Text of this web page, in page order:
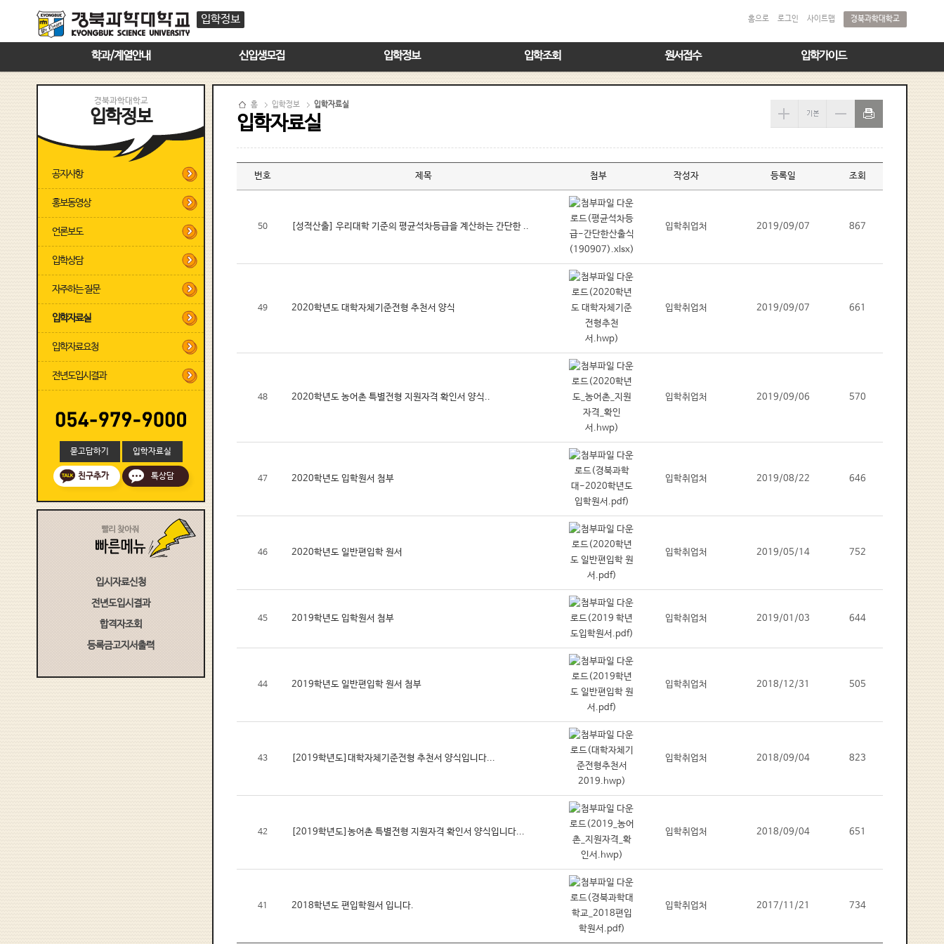
입학정보 홈으로 로그인 사이트맵 경북과학대학교
학과/계열안내 신입생모집 입학정보 입학조회 원서접수 입학가이드
경북과학대학교
입학정보
공지사항
홍보동영상
언론보도
입학상담
자주하는 질문
입학자료실
입학자료요청
전년도입시결과
묻고답하기 입학자료실
친구추가 톡상담
입시자료신청
전년도입시결과
합격자조회
등록금고지서출력
홈 입학정보 입학자료실
입학자료실
번호 제목 첨부 작성자 등록일 조회
50 [성적산출] 우리대학 기준의 평균석차등급을 계산하는 간단한 .. 입학취업처 2019/09/07 867
49 2020학년도 대학자체기준전형 추천서 양식 입학취업처 2019/09/07 661
48 2020학년도 농어촌 특별전형 지원자격 확인서 양식.. 입학취업처 2019/09/06 570
47 2020학년도 입학원서 첨부 입학취업처 2019/08/22 646
46 2020학년도 일반편입학 원서 입학취업처 2019/05/14 752
45 2019학년도 입학원서 첨부 입학취업처 2019/01/03 644
44 2019학년도 일반편입학 원서 첨부 입학취업처 2018/12/31 505
43 [2019학년도]대학자체기준전형 추천서 양식입니다... 입학취업처 2018/09/04 823
42 [2019학년도]농어촌 특별전형 지원자격 확인서 양식입니다... 입학취업처 2018/09/04 651
41 2018학년도 편입학원서 입니다. 입학취업처 2017/11/21 734